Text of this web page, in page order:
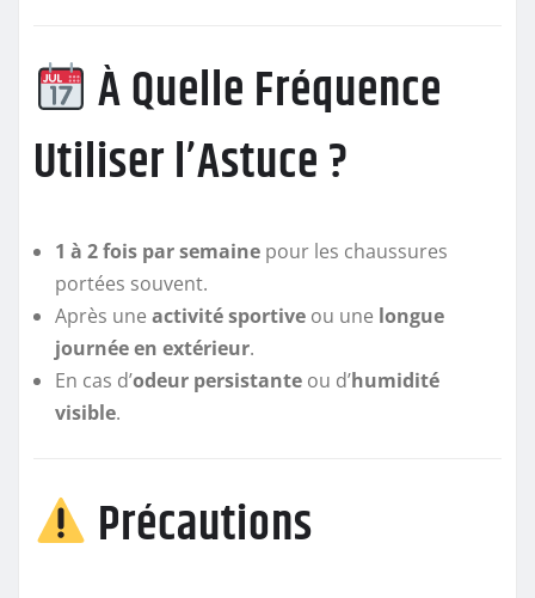
À Quelle Fréquence
Utiliser l’Astuce ?
1 à 2 fois par semaine pour les chaussures
portées souvent.
Après une activité sportive ou une longue
journée en extérieur.
En cas d’odeur persistante ou d’humidité
visible.
Précautions